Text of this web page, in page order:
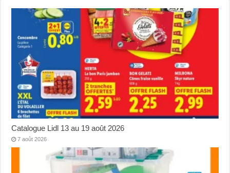
Catalogue Lidl 13 au 19 août 2026
7 août 2026